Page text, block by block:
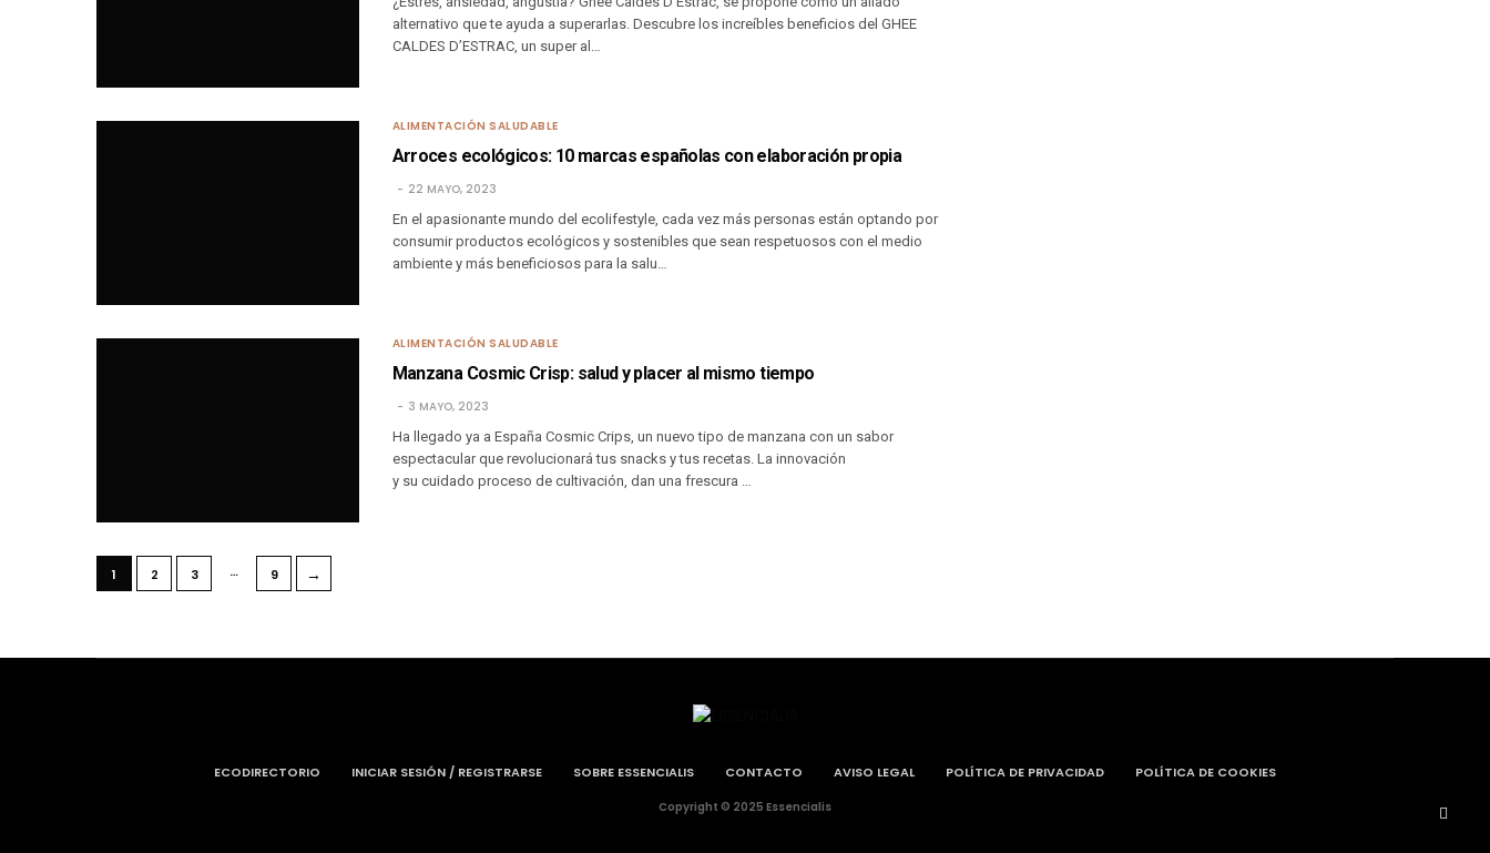
alternativo que te ayuda a superarlas. Descubre los increíbles beneficios del GHEE
CALDES D’ESTRAC, un super al…
ALIMENTACIÓN SALUDABLE
Arroces ecológicos: 10 marcas españolas con elaboración propia
22 MAYO, 2023
En el apasionante mundo del ecolifestyle, cada vez más personas están optando por
consumir productos ecológicos y sostenibles que sean respetuosos con el medio
ambiente y más beneficiosos para la salu…
ALIMENTACIÓN SALUDABLE
Manzana Cosmic Crisp: salud y placer al mismo tiempo
3 MAYO, 2023
Ha llegado ya a España Cosmic Crips, un nuevo tipo de manzana con un sabor
espectacular que revolucionará tus snacks y tus recetas. La innovación
y su cuidado proceso de cultivación, dan una frescura …
1 2 3 … 9 →
ECODIRECTORIO INICIAR SESIÓN / REGISTRARSE SOBRE ESSENCIALIS CONTACTO AVISO LEGAL POLÍTICA DE PRIVACIDAD POLÍTICA DE COOKIES
Copyright © 2025 Essencialis